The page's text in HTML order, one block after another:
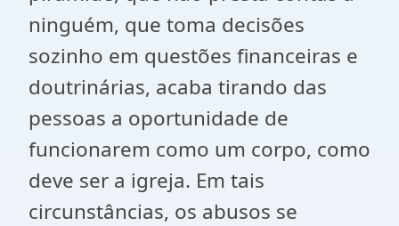
ninguém, que toma decisões
sozinho em questões financeiras e
doutrinárias, acaba tirando das
pessoas a oportunidade de
funcionarem como um corpo, como
deve ser a igreja. Em tais
circunstâncias, os abusos se